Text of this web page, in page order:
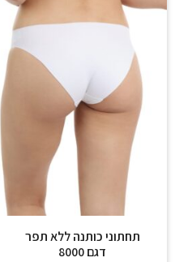
תחתוני כותנה ללא תפר
דגם 8000